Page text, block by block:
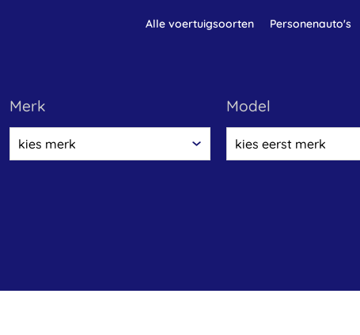
alle voertuigsoorten personenauto's
merk model